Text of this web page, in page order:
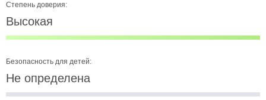
Степень доверия:
Высокая
Безопасность для детей:
Не определена